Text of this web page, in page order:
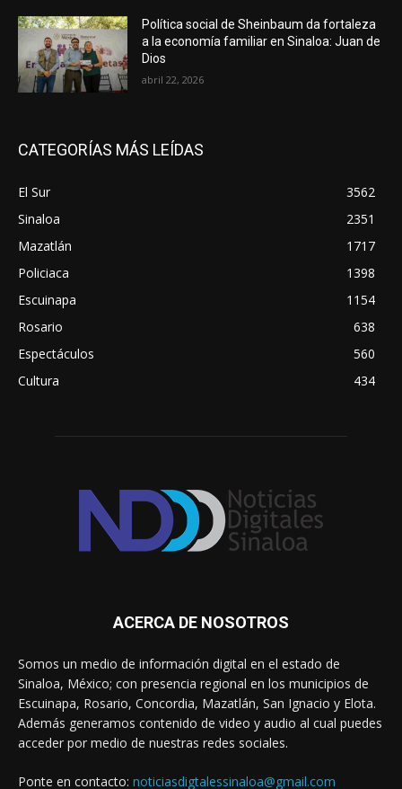
Política social de Sheinbaum da fortaleza
a la economía familiar en Sinaloa: Juan de
Dios
abril 22, 2026
CATEGORÍAS MÁS LEÍDAS
El Sur
3562
Sinaloa
2351
Mazatlán
1717
Policiaca
1398
Escuinapa
1154
Rosario
638
Espectáculos
560
Cultura
434
ACERCA DE NOSOTROS
Somos un medio de información digital en el estado de
Sinaloa, México; con presencia regional en los municipios de
Escuinapa, Rosario, Concordia, Mazatlán, San Ignacio y Elota.
Además generamos contenido de video y audio al cual puedes
acceder por medio de nuestras redes sociales.
Ponte en contacto: noticiasdigtalessinaloa@gmail.com